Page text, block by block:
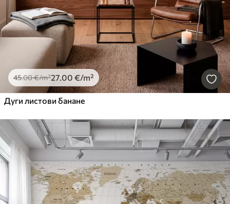
45.00€/m²27.00 €/m²
Дуги листови банане